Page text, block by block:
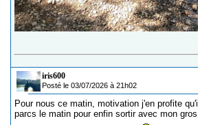
iris600
Posté le 03/07/2026 à 21h02
Pour nous ce matin, motivation j'en profite
parcs le matin pour enfin sortir avec mon